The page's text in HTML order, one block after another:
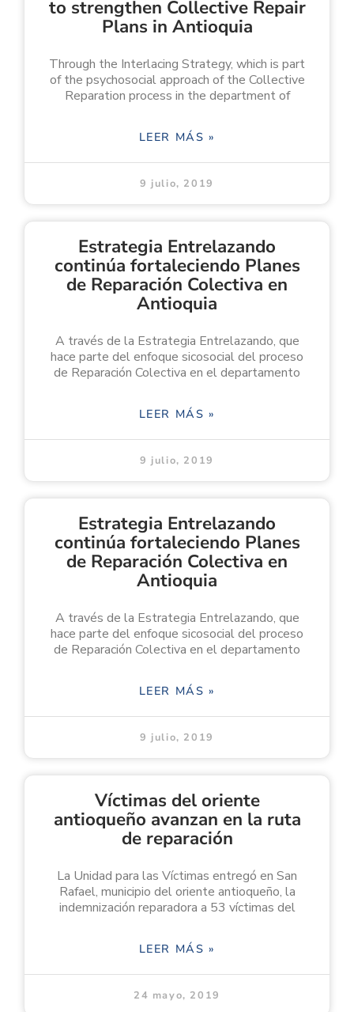
to strengthen Collective Repair
Plans in Antioquia
Through the Interlacing Strategy, which is part
of the psychosocial approach of the Collective
Reparation process in the department of
LEER MÁS »
9 julio, 2019
Estrategia Entrelazando
continúa fortaleciendo Planes
de Reparación Colectiva en
Antioquia
A través de la Estrategia Entrelazando, que
hace parte del enfoque sicosocial del proceso
de Reparación Colectiva en el departamento
LEER MÁS »
9 julio, 2019
Estrategia Entrelazando
continúa fortaleciendo Planes
de Reparación Colectiva en
Antioquia
A través de la Estrategia Entrelazando, que
hace parte del enfoque sicosocial del proceso
de Reparación Colectiva en el departamento
LEER MÁS »
9 julio, 2019
Víctimas del oriente
antioqueño avanzan en la ruta
de reparación
La Unidad para las Víctimas entregó en San
Rafael, municipio del oriente antioqueño, la
indemnización reparadora a 53 víctimas del
LEER MÁS »
24 mayo, 2019